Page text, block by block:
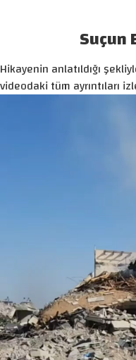
Suçun
Hikayenin anlatıldığı
videodaki tüm ayrıntıları